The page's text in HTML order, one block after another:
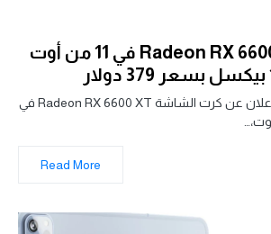
AMD تقدمRadeon RX 6600 XT في 11 من أوت
تستعد شركة AMD للإعلان عن كرت الشاشة Radeon RX 6600 XT في
Read More